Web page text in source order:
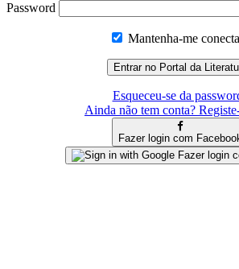
Password
Mantenha-me
Esqueceu-se da
Ainda não tem conta?
Fazer login com
Fazer login